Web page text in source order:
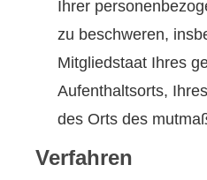
Ihrer
zu beschweren,
Mitgliedstaat Ihres
Aufenthaltsorts,
des Orts des
Verfahren